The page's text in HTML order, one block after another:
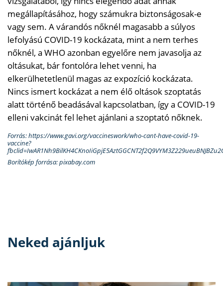
megállapításához, hogy számukra biztonságosak-e
vagy sem. A várandós nőknél magasabb a súlyos
lefolyású COVID-19 kockázata, mint a nem terhes
nőknél, a WHO azonban egyelőre nem javasolja az
oltásukat, bár fontolóra lehet venni, ha
elkerülhetetlenül magas az expozíció kockázata.
Nincs ismert kockázat a nem élő oltások szoptatás
alatt történő beadásával kapcsolatban, így a COVID-19
elleni vakcinát fel lehet ajánlani a szoptató nőknek.
Forrás: https://www.gavi.org/vaccineswork/who-cant-have-covid-19-
vaccine?
Borítókép forrása: pixabay.com
Neked ajánljuk